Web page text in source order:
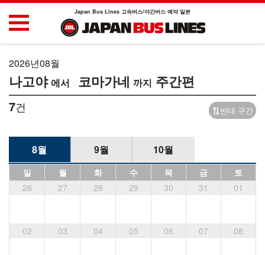
Japan Bus Lines 고속버스/야간버스 예약 일본
2026년08월
나고야 코마가네 주간편
7건 반대 구간
8월 9월 10월
일 월 화 수 목 금
토
26
27 28 29 30 31 01
02 03 04 05 06 07 08